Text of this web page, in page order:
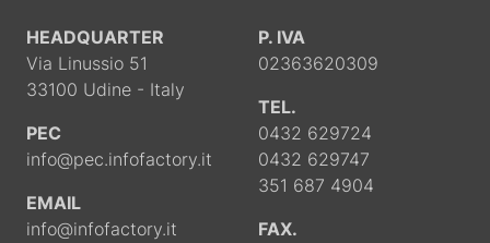
HEADQUARTER
Via Linussio 51
33100 Udine - Italy
PEC
info@pec.infofactory.it
EMAIL
info@infofactory.it
P. IVA
02363620309
TEL.
0432 629724
0432 629747
351 687 4904
FAX.